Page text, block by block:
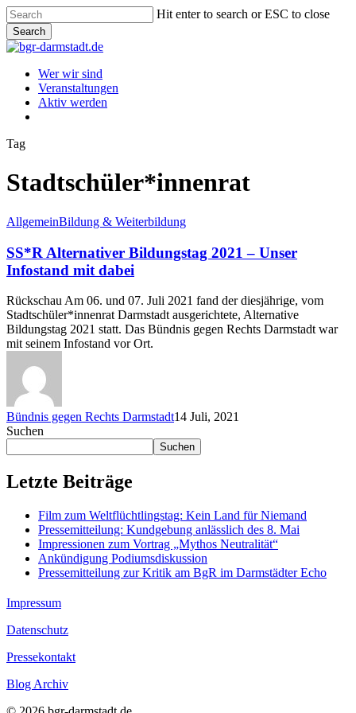
Skip
to
main
content
Hit enter to search or ESC to close
Search
Close
Menu
Wer wir sind
Veranstaltungen
Aktiv werden
Tag
Stadtschüler*innenrat
SS*R
Bildungstag
2021
–
Infostand
mit
dabei
AllgemeinBildung & Weiterbildung
SS*R Alternativer Bildungstag 2021 – Unser
Infostand mit dabei
Rückschau Am 06. und 07. Juli 2021 fand der diesjährige, vom
Stadtschüler*innenrat Darmstadt ausgerichtete, Alternative
Bildungstag 2021 statt. Das Bündnis gegen Rechts Darmstadt war
mit seinem Infostand vor Ort.
Bündnis gegen Rechts Darmstadt14 Juli, 2021
Suchen
Suchen
Letzte Beiträge
Film zum Weltflüchtlingstag: Kein Land für Niemand
Pressemitteilung: Kundgebung anlässlich des 8. Mai
Impressionen zum Vortrag „Mythos Neutralität“
Ankündigung Podiumsdiskussion
Pressemitteilung zur Kritik am BgR im Darmstädter Echo
Impressum
Datenschutz
Pressekontakt
Blog Archiv